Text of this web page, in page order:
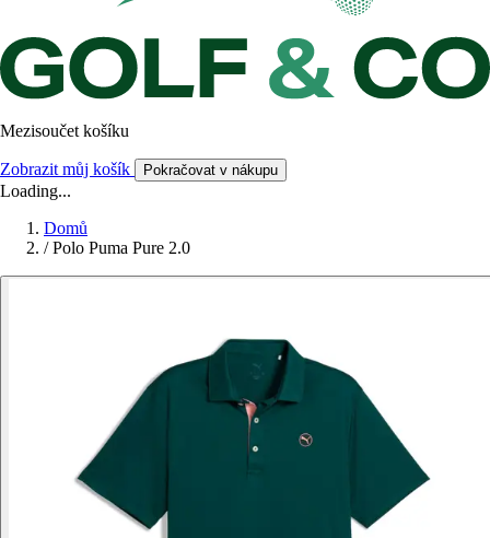
Mezisoučet košíku
Zobrazit můj košík Pokračovat v nákupu
Loading...
Domů
/ Polo Puma Pure 2.0